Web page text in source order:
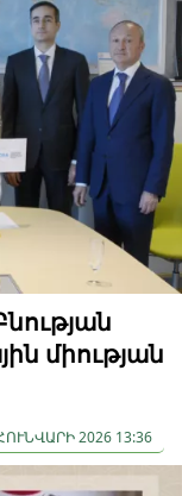
միության
2026 13:36